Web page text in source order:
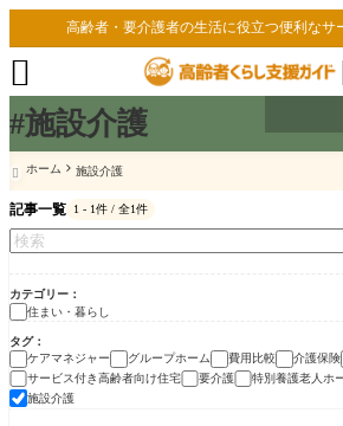
#施設介護
高齢者・要介護者の生活に役立つ便利なサ

 ホーム 施設介護
記事一覧 1 - 1件 / 全1件
カテゴリー
住まい・暮らし
タグ
ケアマネジャー
グループホーム 費用比較 介護保険
サービス付き高齢者向け住宅
要介護 特別養護老人ホ
施設介護